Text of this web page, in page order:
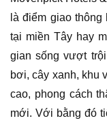
là điểm giao
tại miền Tây hay
gian sống vượt
bơi, cây xanh, khu
cao, phong cách
mới. Với bằng đó